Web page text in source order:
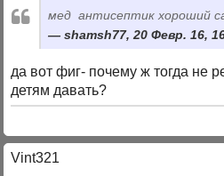
мед антисептик хороший
shamsh77, 20 Февр. 16,
да вот фиг- почему ж тогда не
детям давать?
Vint321